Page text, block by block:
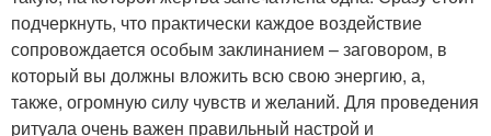
подчеркнуть, что практически каждое воздействие
сопровождается особым заклинанием – заговором, в
который вы должны вложить всю свою энергию, а,
также, огромную силу чувств и желаний. Для проведения
ритуала очень важен правильный настрой и